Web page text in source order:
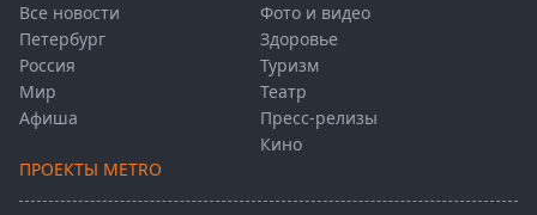
Все новости
Петербург
Россия
Мир
Афиша
Фото и видео
Здоровье
Туризм
Театр
Пресс-релизы
Кино
ПРОЕКТЫ METRO